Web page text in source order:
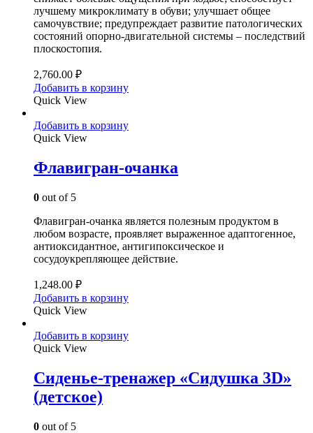
лучшему микроклимату в обуви; улучшает общее
самочувствие; предупреждает развитие патологических
состояний опорно-двигательной системы – последствий
плоскостопия.
2,760.00 ₽
Добавить в корзину
Quick View
Добавить в корзину
Quick View
Флавигран-очанка
0 out of 5
Флавигран-очанка является полезным продуктом в
любом возрасте, проявляет выраженное адаптогенное,
антиоксидантное, антигипоксическое и
сосудоукрепляющее действие.
1,248.00 ₽
Добавить в корзину
Quick View
Добавить в корзину
Quick View
Сиденье-тренажер «Сидушка 3D»
(детское)
0 out of 5